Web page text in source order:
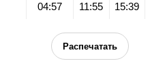
04:57 11:55 15:39
Распечатать